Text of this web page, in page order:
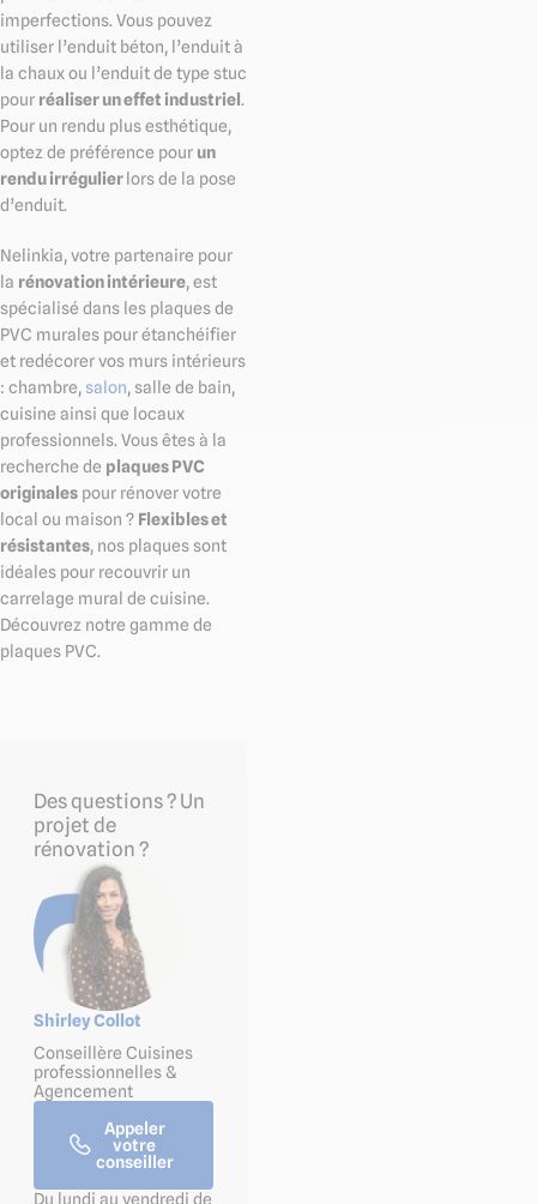
imperfections. Vous pouvez
utiliser l’enduit béton, l’enduit à
la chaux ou l’enduit de type stuc
pour réaliser un effet industriel .
Pour un rendu plus esthétique,
optez de préférence pour un
rendu irrégulier lors de la pose
d’enduit.
Nelinkia, votre partenaire pour
la rénovation intérieure, est
spécialisé dans les plaques de
PVC murales pour étanchéifier
et redécorer vos murs intérieurs
: chambre, salon, salle de bain,
cuisine ainsi que locaux
professionnels. Vous êtes à la
recherche de plaques PVC
originales pour rénover votre
local ou maison ? Flexibles et
résistantes, nos plaques sont
idéales pour recouvrir un
carrelage mural de cuisine.
Découvrez notre gamme de
plaques PVC.
Des questions ? Un
projet de
rénovation ?
Shirley Collot
Conseillère Cuisines
professionnelles &
Agencement
Appeler
votre
conseiller
Du lundi au vendredi de